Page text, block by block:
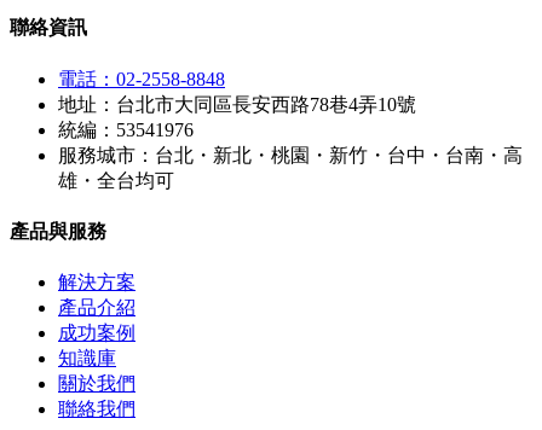
聯絡資訊
電話：02-2558-8848
地址：台北市大同區長安西路78巷4弄10號
統編：53541976
服務城市：台北・新北・桃園・新竹・台中・台南・高
雄・全台均可
產品與服務
解決方案
產品介紹
成功案例
知識庫
關於我們
聯絡我們